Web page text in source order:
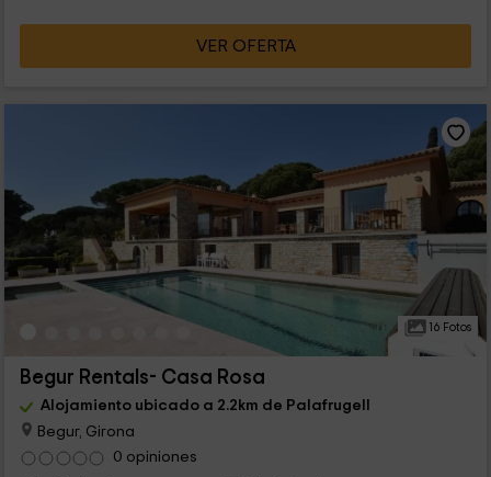
VER OFERTA
16 Fotos
Begur Rentals- Casa Rosa
Alojamiento ubicado a 2.2km de Palafrugell
Begur, Girona
0 opiniones